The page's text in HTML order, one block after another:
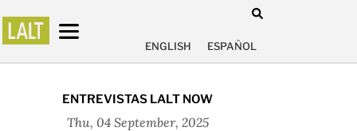
ENGLISH ESPAÑOL
ENTREVISTAS LALT NOW
Thu, 04 September, 2025